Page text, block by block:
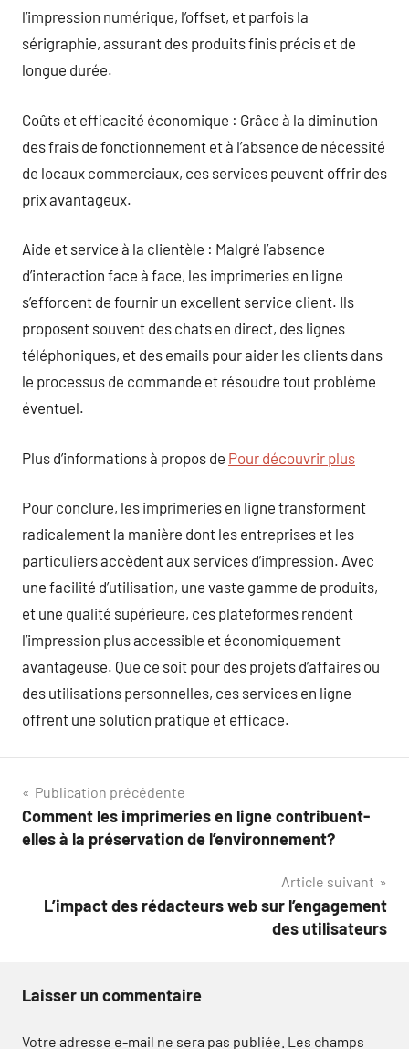
l’impression numérique, l’offset, et parfois la
sérigraphie, assurant des produits finis précis et de
longue durée.
Coûts et efficacité économique : Grâce à la diminution
des frais de fonctionnement et à l’absence de nécessité
de locaux commerciaux, ces services peuvent offrir des
prix avantageux.
Aide et service à la clientèle : Malgré l’absence
d’interaction face à face, les imprimeries en ligne
s’efforcent de fournir un excellent service client. Ils
proposent souvent des chats en direct, des lignes
téléphoniques, et des emails pour aider les clients dans
le processus de commande et résoudre tout problème
éventuel.
Plus d’informations à propos de Pour découvrir plus
Pour conclure, les imprimeries en ligne transforment
radicalement la manière dont les entreprises et les
particuliers accèdent aux services d’impression. Avec
une facilité d’utilisation, une vaste gamme de produits,
et une qualité supérieure, ces plateformes rendent
l’impression plus accessible et économiquement
avantageuse. Que ce soit pour des projets d’affaires ou
des utilisations personnelles, ces services en ligne
offrent une solution pratique et efficace.
Navigation
de
Publication précédente
Comment les imprimeries en ligne contribuent-
elles à la préservation de l’environnement?
Article suivant
L’impact des rédacteurs web sur l’engagement
des utilisateurs
Laisser un commentaire
Votre adresse e-mail ne sera pas publiée. Les champs